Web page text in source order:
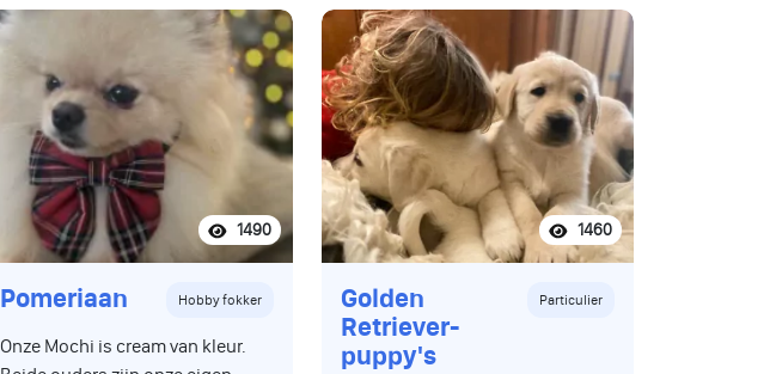
1490
Pomeriaan Hobby fokker
Onze Mochi is cream van kleur.
1460
Golden
Retriever-
puppy's
Particulier